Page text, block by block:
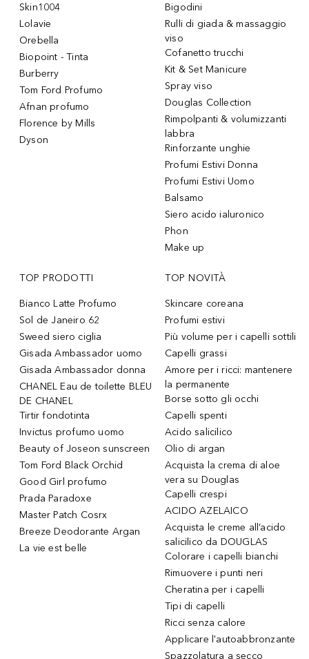
Skin1004
Lolavie
Orebella
Biopoint - Tinta
Burberry
Tom Ford Profumo
Afnan profumo
Florence by Mills
Dyson
Bigodini
Rulli di giada & massaggio
viso
Cofanetto trucchi
Kit & Set Manicure
Spray viso
Douglas Collection
Rimpolpanti & volumizzanti
labbra
Rinforzante unghie
Profumi Estivi Donna
Profumi Estivi Uomo
Balsamo
Siero acido ialuronico
Phon
Make up
TOP PRODOTTI
Bianco Latte Profumo
Sol de Janeiro 62
Sweed siero ciglia
Gisada Ambassador uomo
Gisada Ambassador donna
CHANEL Eau de toilette BLEU
DE CHANEL
Tirtir fondotinta
Invictus profumo uomo
Beauty of Joseon sunscreen
Tom Ford Black Orchid
Good Girl profumo
Prada Paradoxe
Master Patch Cosrx
Breeze Deodorante Argan
La vie est belle
TOP NOVITÀ
Skincare coreana
Profumi estivi
Più volume per i capelli sottili
Capelli grassi
Amore per i ricci: mantenere
la permanente
Borse sotto gli occhi
Capelli spenti
Acido salicilico
Olio di argan
Acquista la crema di aloe
vera su Douglas
Capelli crespi
ACIDO AZELAICO
Acquista le creme all’acido
salicilico da DOUGLAS
Colorare i capelli bianchi
Rimuovere i punti neri
Cheratina per i capelli
Tipi di capelli
Ricci senza calore
Applicare l'autoabbronzante
Spazzolatura a secco